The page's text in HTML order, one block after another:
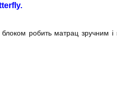
робить матрац зручним і